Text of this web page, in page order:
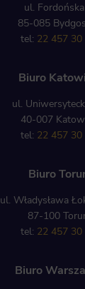
ul.
85-085
tel: 22 457 30
Biuro
ul.
40-007
tel: 22 457 30
Biuro
ul. Władysława
87-100
tel: 22 457 30
Biuro